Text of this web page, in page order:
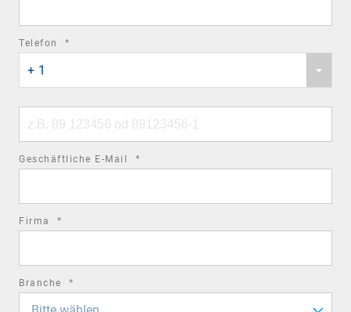
Telefon *
country
code
+ 1
number
Geschäftliche E-Mail *
Firma *
Branche *